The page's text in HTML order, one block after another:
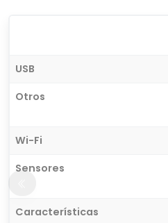
USB
Otros
Wi-Fi
Sensores
Características